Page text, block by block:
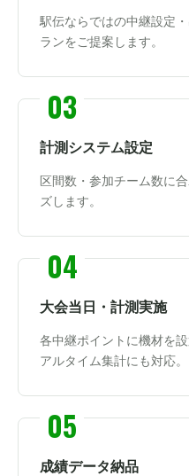
駅伝ならではの中継設定
ランをご提案します。
計測システム設定
区間数・参加チーム数に
ズします。
大会当日・計測実施
各中継ポイントに機材を
アルタイム集計にも対応。
成績データ納品